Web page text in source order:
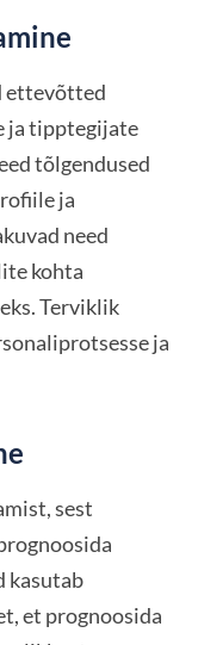
ettevõtted
ja tipptegijate
tõlgendused
ja
need
kohta
Terviklik
ja
sest
kasutab
et prognoosida